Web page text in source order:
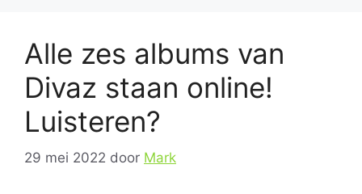
Alle zes albums van
Divaz staan online!
Luisteren?
29 mei 2022 door Mark